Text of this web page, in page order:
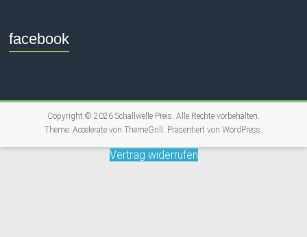
facebook
Copyright © 2026 Schallwelle Preis . Alle Rechte vorbehalten.
Theme: Acceleratevon ThemeGrill. Präsentiert von WordPress
Vertrag widerrufen